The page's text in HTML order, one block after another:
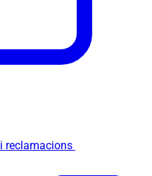
reclamacions